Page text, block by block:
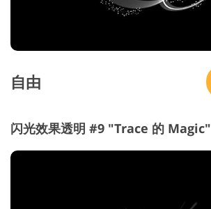
自由
闪光效果透明 #9 "Trace 的 Magic"